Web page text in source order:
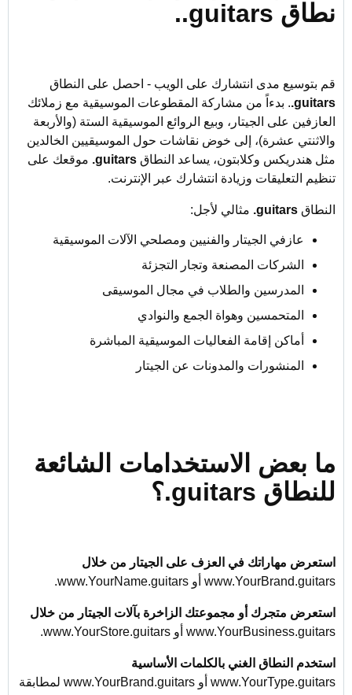
نطاق ‎.guitars.
قم بتوسيع مدى انتشارك على الويب - احصل على النطاق
‎.guitars. بدءاً من مشاركة المقطوعات الموسيقية مع زملائك
العازفين على الجيتار، وبيع الروائع الموسيقية الستة (والأربعة
والاثنتي عشرة)، إلى خوض نقاشات حول الموسيقيين الخالدين
مثل هندريكس وكلابتون، يساعد النطاق ‎.guitars موقعك على
تنظيم التعليقات وزيادة انتشارك عبر الإنترنت.
النطاق ‎.guitars مثالي لأجل:
عازفي الجيتار والفنيين ومصلحي الآلات الموسيقية
الشركات المصنعة وتجار التجزئة
المدرسين والطلاب في مجال الموسيقى
المتحمسين وهواة الجمع والنوادي
أماكن إقامة الفعاليات الموسيقية المباشرة
المنشورات والمدونات عن الجيتار
ما بعض الاستخدامات الشائعة
للنطاق ‎.guitars؟
استعرض مهاراتك في العزف على الجيتار من خلال
www.YourBrand.guitars أو www.YourName.guitars.
استعرض متجرك أو مجموعتك الزاخرة بآلات الجيتار من خلال
www.YourBusiness.guitars أو www.YourStore.guitars.
استخدم النطاق الغني بالكلمات الأساسية
www.YourType.guitars أو www.YourBrand.guitars لمطابقة